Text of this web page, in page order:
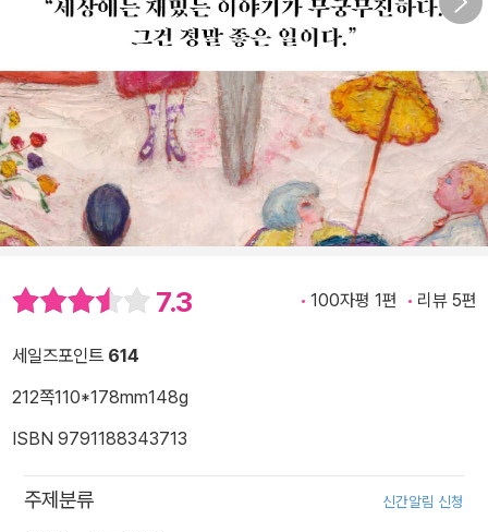
7.3 100자평 1편 리뷰 5편
세일즈포인트 614
212쪽110*178mm148g
ISBN 9791188343713
주제분류 신간알림 신청